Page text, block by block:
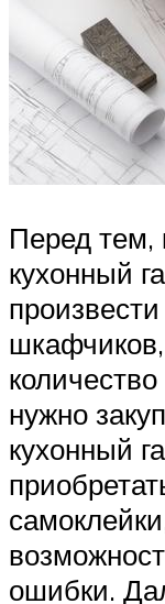
Перед тем,
кухонный
нужно
кухонный
ошибки.